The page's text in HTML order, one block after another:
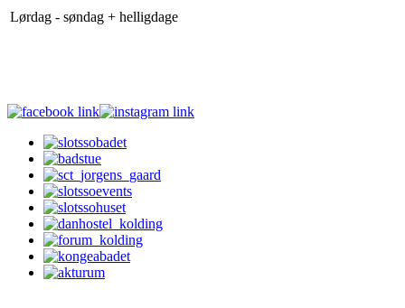
Lørdag - søndag + helligdage